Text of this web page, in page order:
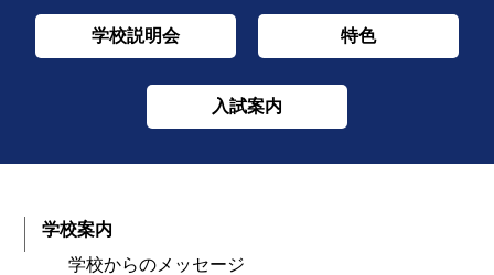
学校説明会 特色
入試案内
学校案内
学校からのメッセージ